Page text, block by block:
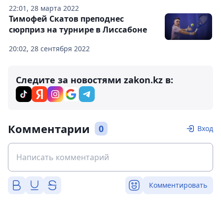
22:01, 28 марта 2022
20:02, 28 сентября 2022
Тимофей Скатов преподнес
сюрприз на турнире в Лиссабоне
Следите за новостями zakon.kz в:
Комментарии 0 Вход
Комментировать